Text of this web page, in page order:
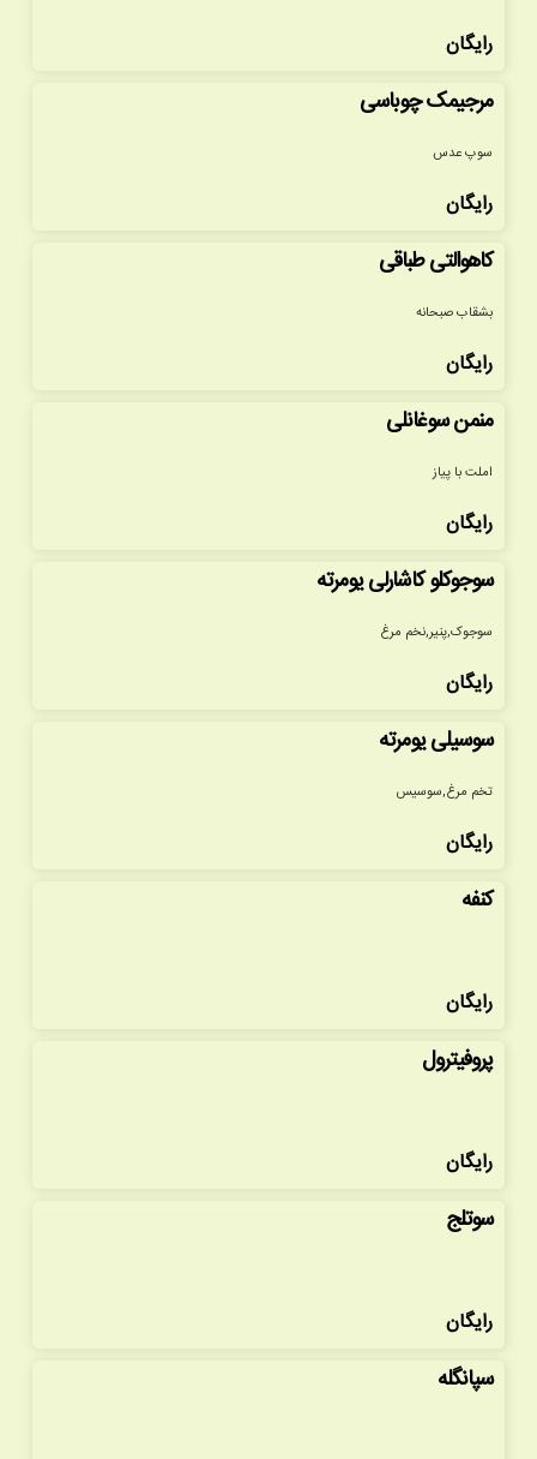
رایگان
مرجیمک چوباسی
سوپ عدس
رایگان
کاهوالتی طباقی
بشقاب صبحانه
رایگان
منمن سوغانلی
املت با پیاز
رایگان
سوجوکلو کاشارلی یومرته
سوجوک,پنیر,نخم مرغ
رایگان
سوسیلی یومرته
تخم مرغ,سوسیس
رایگان
کنفه
رایگان
پروفیترول
رایگان
سوتلج
رایگان
سپانگله